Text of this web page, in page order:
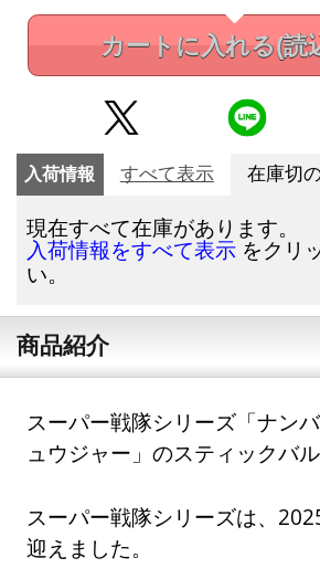
カートに入れる(読
入荷情報 すべて表示 在庫切
現在すべて在庫があります。
入荷情報をすべて表示 をクリ
い。
商品紹介
スーパー戦隊シリーズ「ナン
ュウジャー」のスティックバル
スーパー戦隊シリーズは、
迎えました。